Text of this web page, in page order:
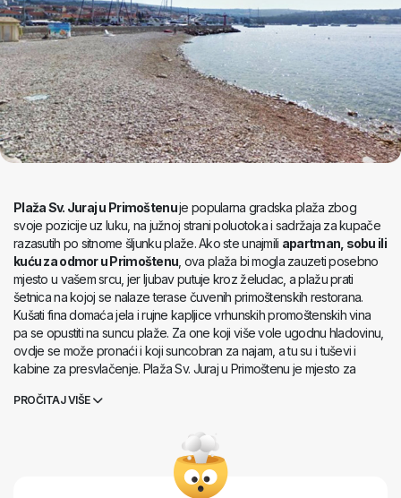
Plaža Sv. Juraj u Primoštenuje popularna gradska plaža zbog
svoje pozicije uz luku, na južnoj strani poluotoka i sadržaja za kupače
razasutih po sitnome šljunku plaže. Ako ste unajmili apartman, sobu ili
kuću za odmor u Primoštenu , ova plaža bi mogla zauzeti posebno
mjesto u vašem srcu, jer ljubav putuje kroz želudac, a plažu prati
šetnica na kojoj se nalaze terase čuvenih primoštenskih restorana.
Kušati fina domaća jela i rujne kapljice vrhunskih promoštenskih vina
pa se opustiti na suncu plaže. Za one koji više vole ugodnu hladovinu,
ovdje se može pronaći i koji suncobran za najam, a tu su i tuševi i
kabine za presvlačenje. Plaža Sv. Juraj u Primoštenu je mjesto za
PROČITAJ VIŠE